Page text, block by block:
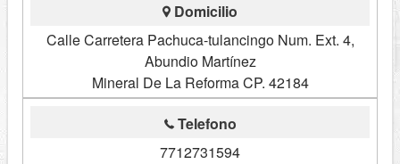
Domicilio
Calle Carretera Pachuca-tulancingo Num. Ext. 4,
Abundio Martínez
Mineral De La Reforma CP. 42184
Telefono
7712731594